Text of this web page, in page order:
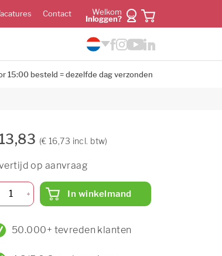
Contact
Welkom
Inloggen?
15:00 besteld = dezelfde dag verzonden
(€ 16,73 incl. btw)
op aanvraag
In winkelmand
50.000+ tevreden klanten